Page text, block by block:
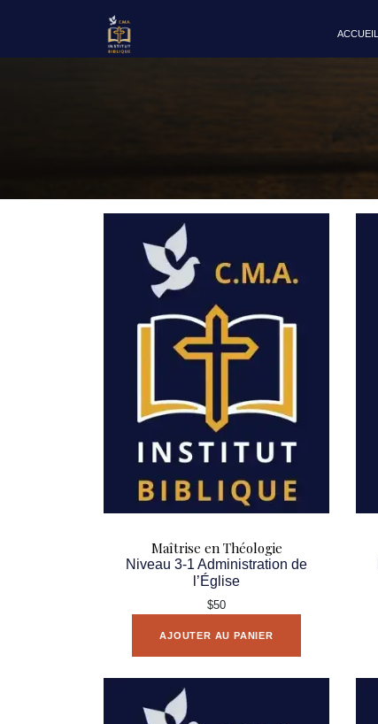
ACCUEIL
Maîtrise en Théologie
Niveau 3-1 Administration de
l’Église
$50
AJOUTER AU PANIER